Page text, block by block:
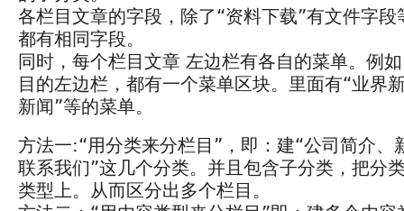
各栏目文章的字段，除了“资料下载”有文件字
都有相同字段。
同时，每个栏目文章 左边栏有各自的菜单。例
目的左边栏，都有一个菜单区块。里面有“业界
新闻”等的菜单。
方法一:“用分类来分栏目”，即：建“公司简介、
联系我们”这几个分类。并且包含子分类，把分
类型上。从而区分出多个栏目。